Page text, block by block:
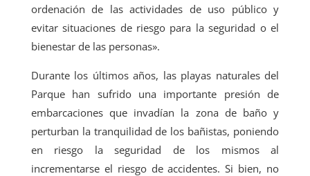
ordenación de las actividades de uso público y
evitar situaciones de riesgo para la seguridad o el
bienestar de las personas».
Durante los últimos años, las playas naturales del
Parque han sufrido una importante presión de
embarcaciones que invadían la zona de baño y
perturban la tranquilidad de los bañistas, poniendo
en riesgo la seguridad de los mismos al
incrementarse el riesgo de accidentes. Si bien, no